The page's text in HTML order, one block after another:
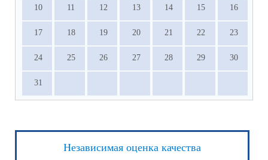
10 11 12 13 14 15 16
17 18 19 20 21 22 23
24 25 26 27 28 29 30
31
Независимая оценка качества